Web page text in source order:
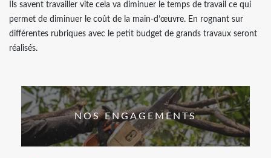
Ils savent travailler vite cela va diminuer le temps de travail ce qui
permet de diminuer le coût de la main-d’œuvre. En rognant sur
différentes rubriques avec le petit budget de grands travaux seront
réalisés.
NOS ENGAGEMENTS